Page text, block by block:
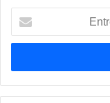
votre
adresse